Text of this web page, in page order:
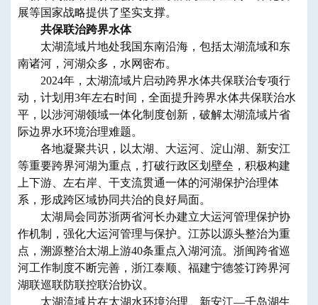
展等国家战略提供了坚实支撑。
共保联治跨界水体
太湖流域片地处我国东南沿海，包括太湖流域和东
南诸河，河湖众多，水网密布。
2024年，太湖流域片启动跨界水体共保联治专项行
动，计划用3年左右时间，全面提升跨界水体共保联治水
平，以涉河湖领域一体化制度创新，破解太湖流域片省
际边界水环境治理难题。
各地凝聚共识，以太湖、大运河、淀山湖、新安江
等重要跨界河湖为重点，打破行政区划壁垒，积极构建
上下游、左右岸、干支流贯通一体的河湖保护治理体
系，形成跨区域协同共治的良好局面。
太湖局会同苏浙两省河长办建立大运河管理保护协
作机制，强化大运河管理与保护。江苏以源头整治为重
点，溯源整治太湖上游40条重点入湖河流。浙闽跨省巡
河工作制度不断完善，浙江泰顺、福建宁德签订跨界河
湖联巡联防联控联治协议。
太湖流域片在太湖水环境治理、新安江—千岛湖生